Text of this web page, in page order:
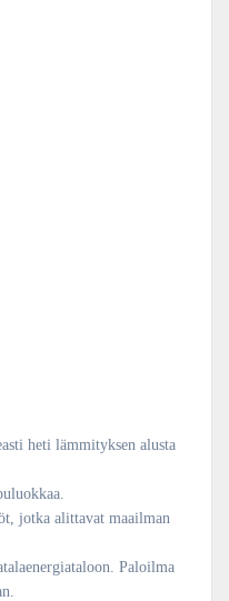
heti lämmityksen alusta
jotka alittavat maailman
Paloilma